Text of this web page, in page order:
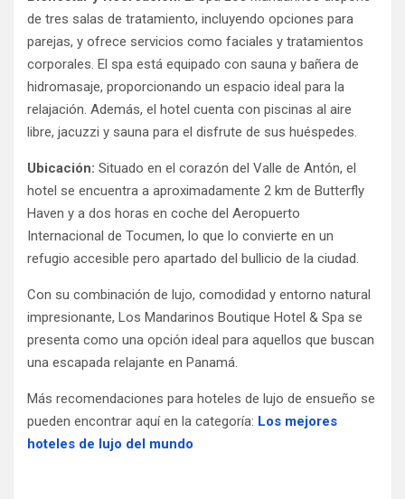
de tres salas de tratamiento, incluyendo opciones para
parejas, y ofrece servicios como faciales y tratamientos
corporales. El spa está equipado con sauna y bañera de
hidromasaje, proporcionando un espacio ideal para la
relajación. Además, el hotel cuenta con piscinas al aire
libre, jacuzzi y sauna para el disfrute de sus huéspedes.
Ubicación: Situado en el corazón del Valle de Antón, el
hotel se encuentra a aproximadamente 2 km de Butterfly
Haven y a dos horas en coche del Aeropuerto
Internacional de Tocumen, lo que lo convierte en un
refugio accesible pero apartado del bullicio de la ciudad.
Con su combinación de lujo, comodidad y entorno natural
impresionante, Los Mandarinos Boutique Hotel & Spa se
presenta como una opción ideal para aquellos que buscan
una escapada relajante en Panamá.
Más recomendaciones para hoteles de lujo de ensueño se
pueden encontrar aquí en la categoría: Los mejores
hoteles de lujo del mundo